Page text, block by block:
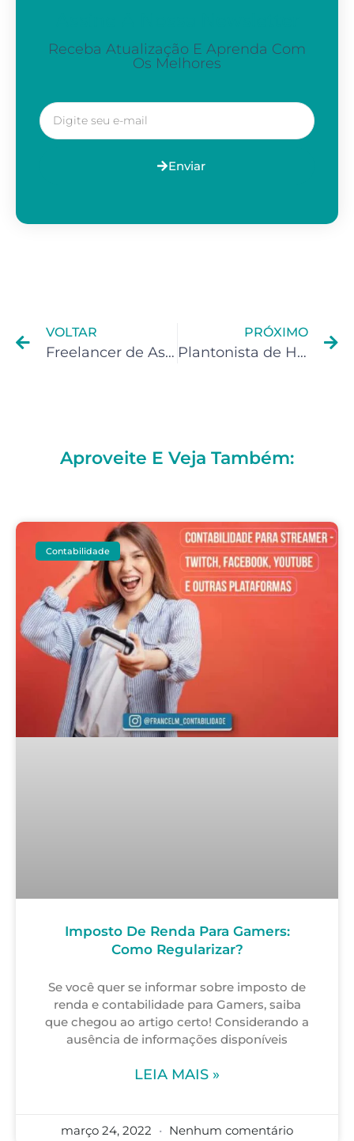
Receba Atualização E Aprenda Com
Os Melhores
Enviar
VOLTAR
Freelancer de Assessoria (IRPF): Não paguei o imposto de renda e tomei um grande prejuízo
PRÓXIMO
Plantonista de Hospital (IRPF): Não paguei o imposto de renda e tomei um grande prejuízo
Aproveite E Veja Também:
Contabilidade
Imposto De Renda Para Gamers:
Como Regularizar?
Se você quer se informar sobre imposto de
renda e contabilidade para Gamers, saiba
que chegou ao artigo certo! Considerando a
ausência de informações disponíveis
LEIA MAIS »
março 24, 2022 Nenhum comentário